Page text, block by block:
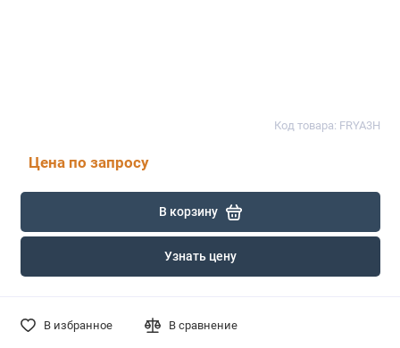
Код товара: FRYA3H
Цена по запросу
В корзину
Узнать цену
В избранное В сравнение